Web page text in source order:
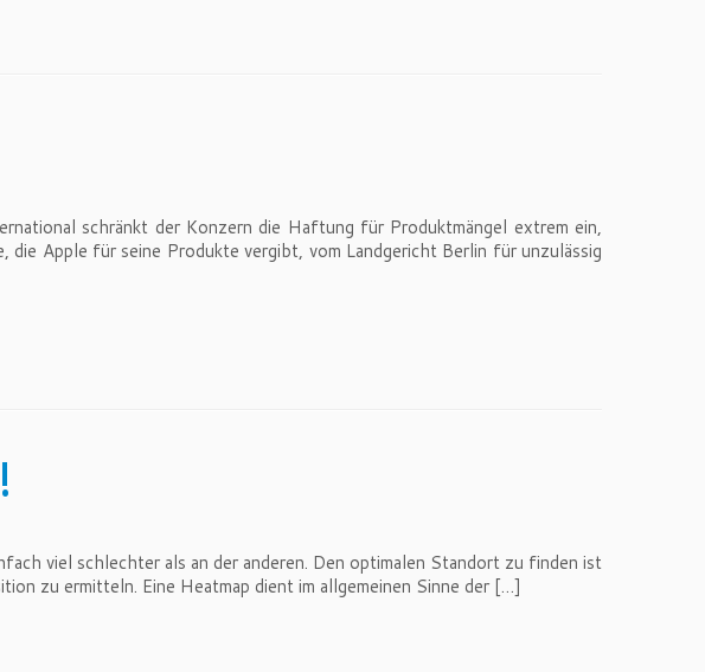
schränkt der Konzern die Haftung für Produktmängel extrem ein,
Apple für seine Produkte vergibt, vom Landgericht Berlin für unzulässig
viel schlechter als an der anderen. Den optimalen Standort zu finden ist
zu ermitteln. Eine Heatmap dient im allgemeinen Sinne der […]